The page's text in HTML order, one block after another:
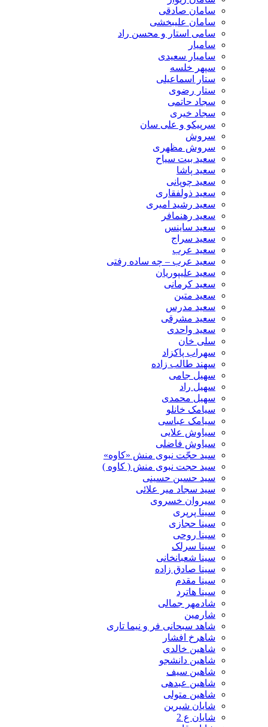
سامان صادقی
سامان علیبخشی
سامی استار و محسن راد
سامیار
سامیار سعیدی
سپهر خلسه
ستار اسماعیلی
ستار رضوی
سجاد حاتمی
سجاد خیری
سرپیکو و علی سان
سروش
سروش مظهری
سعید بیت سیاح
سعید پاشا
سعید چوپانی
سعید ذولفقاری
سعید رشید امیری
سعید رهنمافر
سعید ساینس
سعید سراج
سعید عرب
سعید عرب – چه ساده رفتی
سعید علیپوریان
سعید کرمانی
سعید متین
سعید مدرس
سعید مشرقی
سعید واحدی
سلی خان
سهراب پاکزاد
سهند طالب زاده
سهیل جامی
سهیل راد
سهیل محمدی
سیامک خانلو
سیامک عباسی
سیاوش علایی
سیاوش فاضلی
سید حجّت نبوی منش «کاوه»
سید حجت نبوی منش ( کاوه )
سید حسین حسینى
سید سجاد میر علائی
سیروان خسروی
سینا پرپری
سینا حجازی
سینا روحی
سینا سرلک
سینا شعبانخانی
سینا صادق زاده
سینا مقدم
سینا هاترد
شادمهر جمالی
شارمین
شاهد سبحانی فر و نیما تاری
شاهرخ افشار
شاهین خالدی
شاهین دانشجو
شاهین سیف
شاهین عبدهی
شاهین متولی
شایان شیرین
شایان ع 2